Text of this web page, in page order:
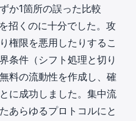
か1箇所の誤った比較
招くのに十分でした。攻
権限を悪用したりするこ
条件（シフト処理と切り
料の流動性を作成し、確
に成功しました。集中流
あらゆるプロトコルにと